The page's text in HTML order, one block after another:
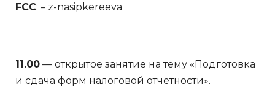
FCC: – z-nasipkereeva
11.00 — открытое занятие на тему «Подготовка
и сдача форм налоговой отчетности».